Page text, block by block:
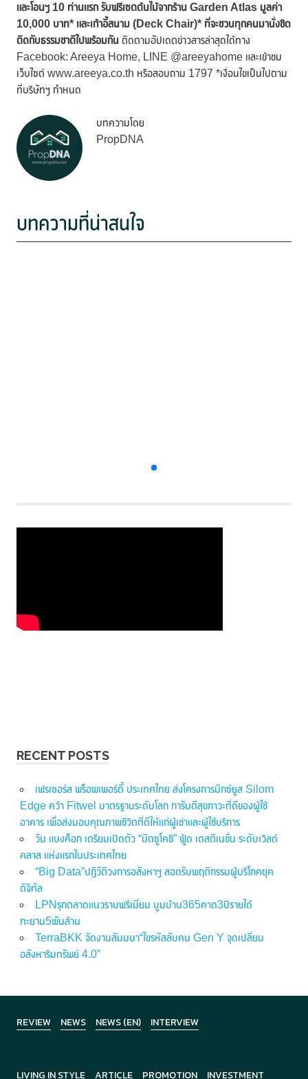
และโอนฯ 10 ท่านแรก รับฟรีเซตต้นไม้จากร้าน Garden Atlas มูลค่า
10,000 บาท* และเก้าอี้สนาม (Deck Chair)* ที่จะชวนทุกคนมานั่งชิด
ติดกับธรรมชาติไปพร้อมกัน ติดตามอัปเดตข่าวสารล่าสุดได้ทาง
Facebook: Areeya Home, LINE @areeyahome และเข้าชม
เว็บไซต์ www.areeya.co.th หรือสอบถาม 1797 *เงื่อนไขเป็นไปตาม
ที่บริษัทฯ กำหนด
บทความโดย
PropDNA
บทความที่น่าสนใจ
RECENT POSTS
เฟรเซอร์ส พร็อพเพอร์ตี้ ประเทศไทย ส่งโครงการมิกซ์ยูส Silom
Edge คว้า Fitwel มาตรฐานระดับโลก การันตีสุขภาวะที่ดีของผู้ใช้
อาคาร เพื่อส่งมอบคุณภาพชีวิตที่ดีให้แก่ผู้เช่าและผู้ใช้บริการ
วัน แบงค็อก เตรียมเปิดตัว “มิตซูโคชิ” ฟู้ด เดสติเนชั่น ระดับเวิลด์
คลาส แห่งแรกในประเทศไทย
“Big Data”ปฏิวัติวงการอสังหาฯ สอดรับพฤติกรรมผู้บริโภคยุค
ดิจิทัล
LPNรุกตลาดแนวราบพรีเมี่ยม บูมบ้าน365คาด3ปีรายได้
ทะยาน5พันล้าน
TerraBKK จัดงานสัมมนา“ไขรหัสลับคน Gen Y จุดเปลี่ยน
อสังหาริมทรัพย์ 4.0”
REVIEW NEWS NEWS (EN) INTERVIEW
LIVING IN STYLE ARTICLE PROMOTION INVESTMENT